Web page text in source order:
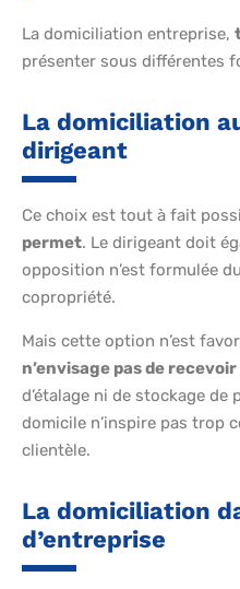
La domiciliation entreprise,
présenter sous différentes
La domiciliation
dirigeant
Ce choix est tout à fait
permet. Le dirigeant doit
opposition n’est formulée
copropriété.
Mais cette option n’est
n’envisage pas de
d’étalage ni de stockage de
domicile n’inspire pas trop
clientèle.
La domiciliation
d’entreprise